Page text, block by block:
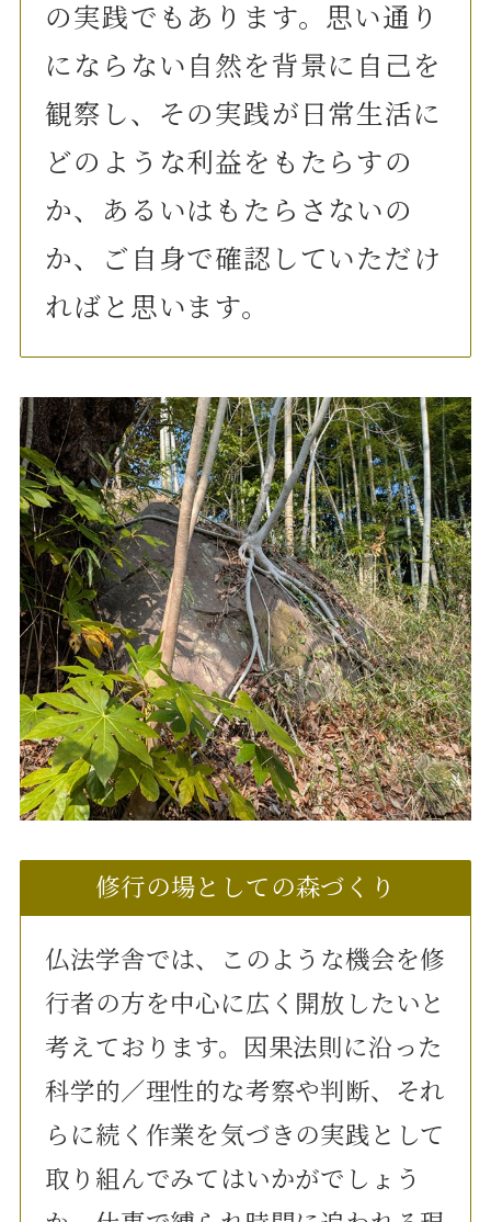
の実践でもあります。思い通り
にならない自然を背景に自己を
観察し、その実践が日常生活に
どのような利益をもたらすの
か、あるいはもたらさないの
か、ご自身で確認していただけ
ればと思います。
修行の場としての森づくり
仏法学舎では、このような機会を修
行者の方を中心に広く開放したいと
考えております。因果法則に沿った
科学的／理性的な考察や判断、それ
らに続く作業を気づきの実践として
取り組んでみてはいかがでしょう